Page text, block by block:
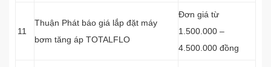
11
Thuận Phát báo giá lắp đặt máy
bơm tăng áp TOTALFLO
Đơn giá từ
1.500.000 –
4.500.000 đồng